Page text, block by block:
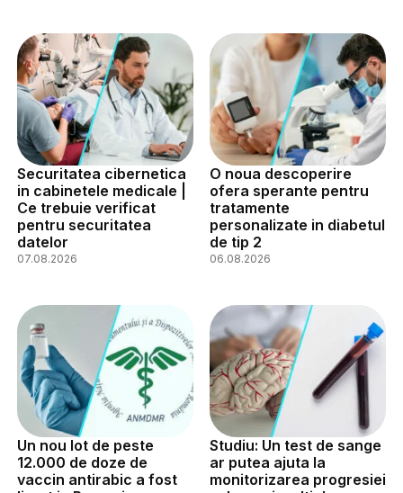
Securitatea cibernetica
in cabinetele medicale |
Ce trebuie verificat
pentru securitatea
datelor
07.08.2026
O noua descoperire
ofera sperante pentru
tratamente
personalizate in diabetul
de tip 2
06.08.2026
Un nou lot de peste
12.000 de doze de
vaccin antirabic a fost
Studiu: Un test de sange
ar putea ajuta la
monitorizarea progresiei